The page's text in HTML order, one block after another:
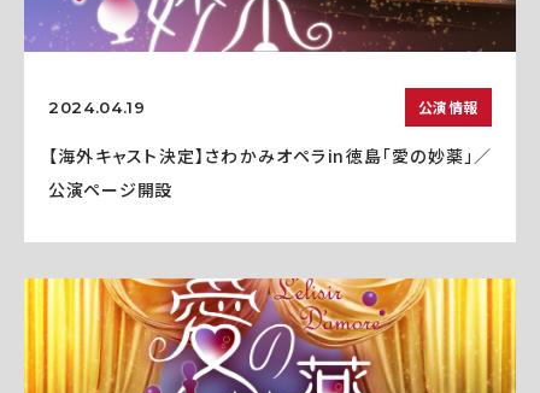
2024.04.19 公演情報
【海外キャスト決定】さわかみオペラin徳島「愛の妙薬」／
公演ページ開設